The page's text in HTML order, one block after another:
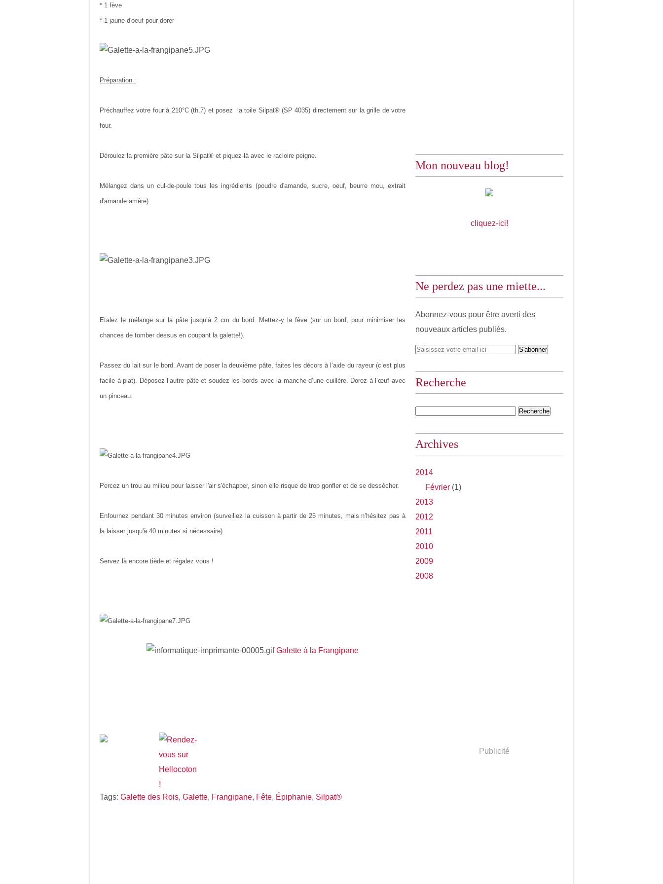
* 1 fève
* 1 jaune d'oeuf pour dorer
Préparation :
Préchauffez votre four à 210°C (th.7) et posez la toile Silpat® (SP 4035) directement sur la grille de votre
four.
Déroulez la première pâte sur la Silpat® et piquez-là avec le racloire peigne.
Mélangez dans un cul-de-poule tous les ingrédients (poudre d'amande, sucre, oeuf, beurre mou, extrait
d'amande amère).
Etalez le mélange sur la pâte jusqu’à 2 cm du bord. Mettez-y la fève (sur un bord, pour minimiser les
chances de tomber dessus en coupant la galette!).
Passez du lait sur le bord. Avant de poser la deuxième pâte, faites les décors à l’aide du rayeur (c’est plus
facile à plat). Déposez l’autre pâte et soudez les bords avec la manche d’une cuillère. Dorez à l’œuf avec
un pinceau.
Percez un trou au milieu pour laisser l'air s'échapper, sinon elle risque de trop gonfler et de se dessécher.
Enfournez pendant 30 minutes environ (surveillez la cuisson à partir de 25 minutes, mais n’hésitez pas à
la laisser jusqu'à 40 minutes si nécessaire).
Servez là encore tiède et régalez vous !
Galette à la Frangipane
Tags: Galette des Rois, Galette, Frangipane, Fête, Épiphanie, Silpat®
Mon nouveau blog!
cliquez-ici!
Ne perdez pas une miette...
Abonnez-vous pour être averti des
nouveaux articles publiés.
Recherche
Archives
2014
Février (1)
2013
2012
2011
2010
2009
2008
Publicité